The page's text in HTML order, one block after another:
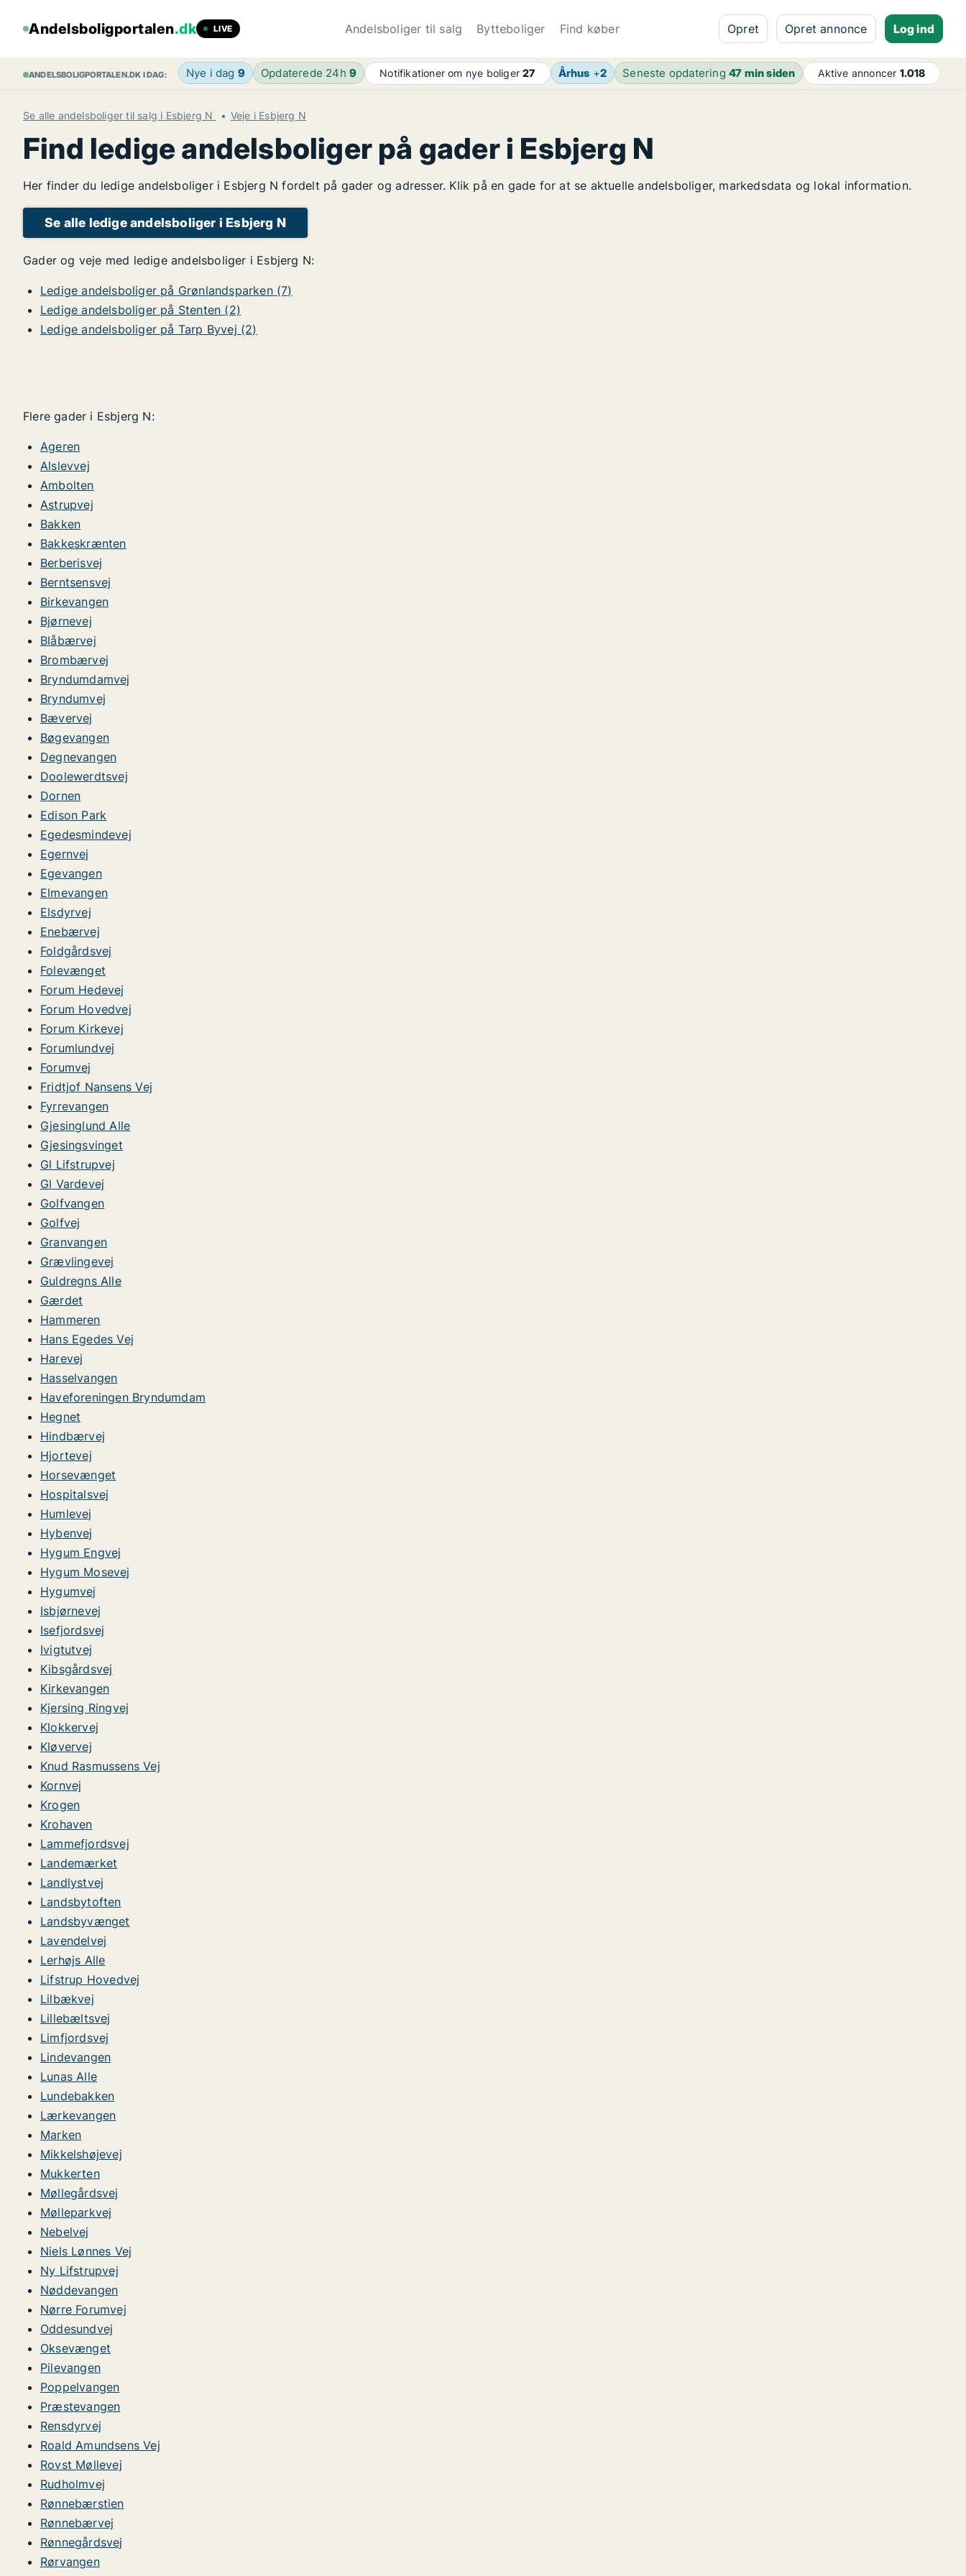
Andelsboligportalen.dk LIVE Andelsboliger til salg Bytteboliger Find køber Opret Opret annonce Log ind
ANDELSBOLIGPORTALEN.DK I DAG: Nye i dag 9 Opdaterede 24h9 Notifikationer om nye boliger27 Århus +2 Seneste opdatering47 min siden Aktive annoncer 1.018
Se alle andelsboliger til salg i Esbjerg N Veje i Esbjerg N
Find ledige andelsboliger på gader i Esbjerg N
Her finder du ledige andelsboliger i Esbjerg N fordelt på gader og adresser. Klik på en gade for at se aktuelle andelsboliger, markedsdata og lokal information.
Se alle ledige andelsboliger i Esbjerg N
Gader og veje med ledige andelsboliger i Esbjerg N:
Ledige andelsboliger på Grønlandsparken (7)
Ledige andelsboliger på Stenten (2)
Ledige andelsboliger på Tarp Byvej (2)
Flere gader i Esbjerg N:
Ageren
Alslevvej
Ambolten
Astrupvej
Bakken
Bakkeskrænten
Berberisvej
Berntsensvej
Birkevangen
Bjørnevej
Blåbærvej
Brombærvej
Bryndumdamvej
Bryndumvej
Bævervej
Bøgevangen
Degnevangen
Doolewerdtsvej
Dornen
Edison Park
Egedesmindevej
Egernvej
Egevangen
Elmevangen
Elsdyrvej
Enebærvej
Foldgårdsvej
Folevænget
Forum Hedevej
Forum Hovedvej
Forum Kirkevej
Forumlundvej
Forumvej
Fridtjof Nansens Vej
Fyrrevangen
Gjesinglund Alle
Gjesingsvinget
Gl Lifstrupvej
Gl Vardevej
Golfvangen
Golfvej
Granvangen
Grævlingevej
Guldregns Alle
Gærdet
Hammeren
Hans Egedes Vej
Harevej
Hasselvangen
Haveforeningen Bryndumdam
Hegnet
Hindbærvej
Hjortevej
Horsevænget
Hospitalsvej
Humlevej
Hybenvej
Hygum Engvej
Hygum Mosevej
Hygumvej
Isbjørnevej
Isefjordsvej
Ivigtutvej
Kibsgårdsvej
Kirkevangen
Kjersing Ringvej
Klokkervej
Kløvervej
Knud Rasmussens Vej
Kornvej
Krogen
Krohaven
Lammefjordsvej
Landemærket
Landlystvej
Landsbytoften
Landsbyvænget
Lavendelvej
Lerhøjs Alle
Lifstrup Hovedvej
Lilbækvej
Lillebæltsvej
Limfjordsvej
Lindevangen
Lunas Alle
Lundebakken
Lærkevangen
Marken
Mikkelshøjevej
Mukkerten
Møllegårdsvej
Mølleparkvej
Nebelvej
Niels Lønnes Vej
Ny Lifstrupvej
Nøddevangen
Nørre Forumvej
Oddesundvej
Oksevænget
Pilevangen
Poppelvangen
Præstevangen
Rensdyrvej
Roald Amundsens Vej
Rovst Møllevej
Rudholmvej
Rønnebærstien
Rønnebærvej
Rønnegårdsvej
Rørvangen